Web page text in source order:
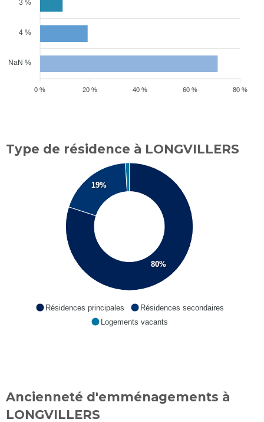
3 %
4 %
NaN %
80 %
60 %
40 %
20 %
0 %
Type de résidence à LONGVILLERS
80%
19%
Résidences principales
Résidences secondaires
Logements vacants
Ancienneté d'emménagements à
LONGVILLERS